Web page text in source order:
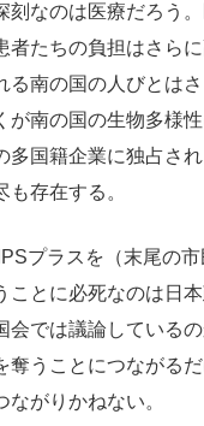
なのは医療だろう
者たちの負担はさら
る南の国の人びとは
が南の国の生物多様
多国籍企業に独占さ
存在する。
プラスを（末尾の市
ことに必死なのは日
では議論しているの
うことにつながるだ
がりかねない。